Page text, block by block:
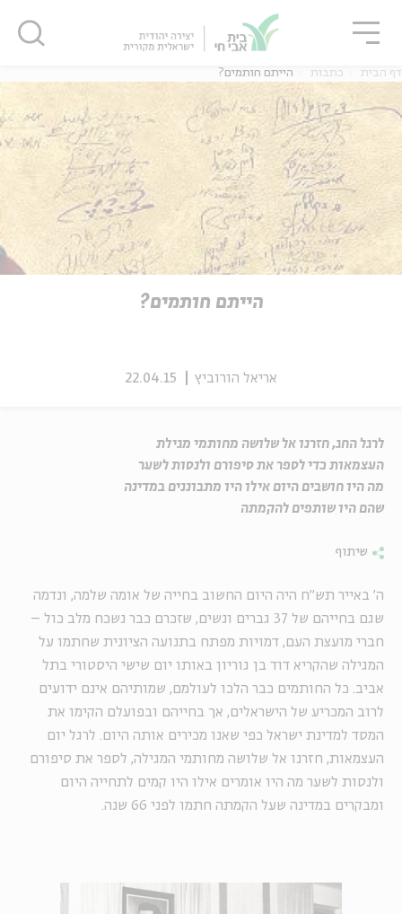
אנגלית
אנגלית
דף הבית כתבות הייתם חותמים?
הייתם חותמים?
אריאל הורוביץ 22.04.15
לרגל החג, חזרנו אל שלושה מחותמי מגילת
העצמאות כדי לספר את סיפורם ולנסות לשער
מה היו חושבים היום אילו היו מתבוננים במדינה
שהם היו שותפים להקמתה
שיתוף
ה' באייר תש"ח היה היום החשוב בחייה של אומה שלמה, ונדמה
שגם בחייהם של 37 גברים ונשים, שזכרם כבר נשכח מלב כול –
חברי מועצת העם, דמויות מפתח בתנועה הציונית שחתמו על
המגילה שהקריא דוד בן גוריון באותו יום שישי היסטורי בתל
אביב. כל החותמים כבר הלכו לעולמם, שמותיהם אינם ידועים
לרוב המכריע של הישראלים, אך בחייהם ובפועלם הקימו את
המסד למדינת ישראל כפי שאנו מכירים אותה היום. לרגל יום
העצמאות, חזרנו אל שלושה מחותמי המגילה, לספר את סיפורם
ולנסות לשער מה היו אומרים אילו היו קמים לתחייה היום
ומבקרים במדינה שעל הקמתה חתמו לפני 66 שנה.
סגור